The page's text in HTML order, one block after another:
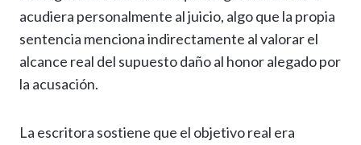
acudiera personalmente al juicio, algo que la propia
sentencia menciona indirectamente al valorar el
alcance real del supuesto daño al honor alegado por
la acusación.
La escritora sostiene que el objetivo real era